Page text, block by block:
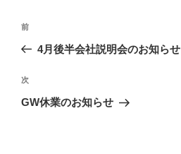
投
ビ
ゲ
前
の
稿
前
4月後半会社説明会のお知らせ
次
の
次
GW休業のお知らせ